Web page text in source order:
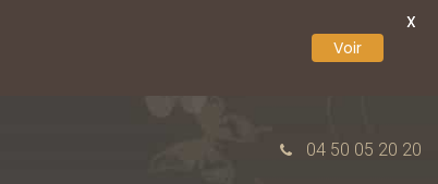
04 50 05 20 20
Voir
X